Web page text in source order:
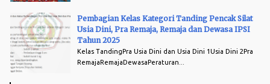
Pembagian Kelas Kategori Tanding Pencak Silat
Usia Dini, Pra Remaja, Remaja dan Dewasa IPSI
Tahun 2025
Kelas TandingPra Usia Dini dan Usia Dini 1Usia Dini 2Pra
RemajaRemajaDewasaPeraturan...